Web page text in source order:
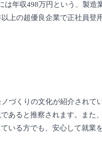
年収498万円という、製造
上の超優良企業で正社員登
づくりの文化が紹介されて
あると推察されます。また
いる方でも、安心して就業